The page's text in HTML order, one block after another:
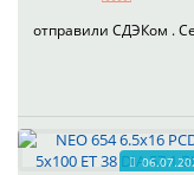
отправили СДЭКом .